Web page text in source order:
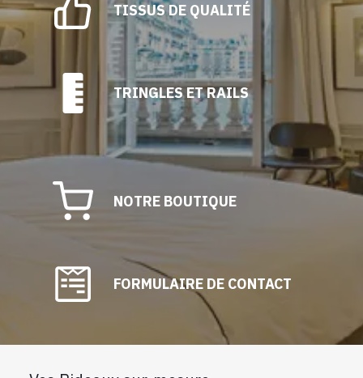
TISSUS DE QUALITÉ
TRINGLES ET RAILS
NOTRE BOUTIQUE
FORMULAIRE DE CONTACT